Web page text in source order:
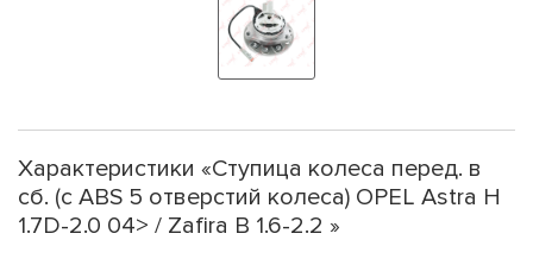
Характеристики «Ступица колеса перед. в
сб. (с ABS 5 отверстий колеса) OPEL Astra H
1.7D-2.0 04> / Zafira B 1.6-2.2 »